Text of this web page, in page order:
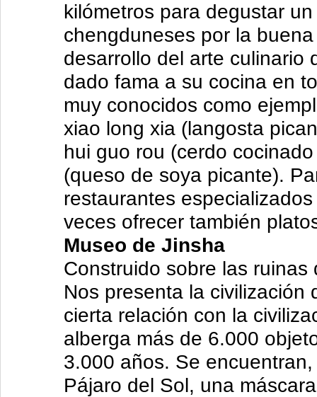
kilómetros para degustar
chengduneses por la
desarrollo del arte culinario
dado fama a su cocina en
muy conocidos como
xiao long xia (langosta
hui guo rou (cerdo
(queso de soya picante).
restaurantes
veces ofrecer también
Museo de Jinsha
Construido sobre las
Nos presenta la
cierta relación con la
alberga más de 6.000
3.000 años. Se
Pájaro del Sol, una